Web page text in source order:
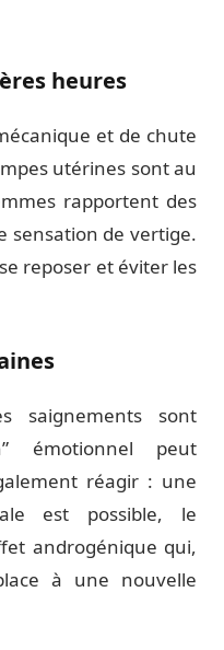
heures
et de chute
utérines sont au
rapportent des
sensation de vertige.
reposer et éviter les
saignements sont
émotionnel peut
réagir : une
est possible, le
androgénique qui,
à une nouvelle